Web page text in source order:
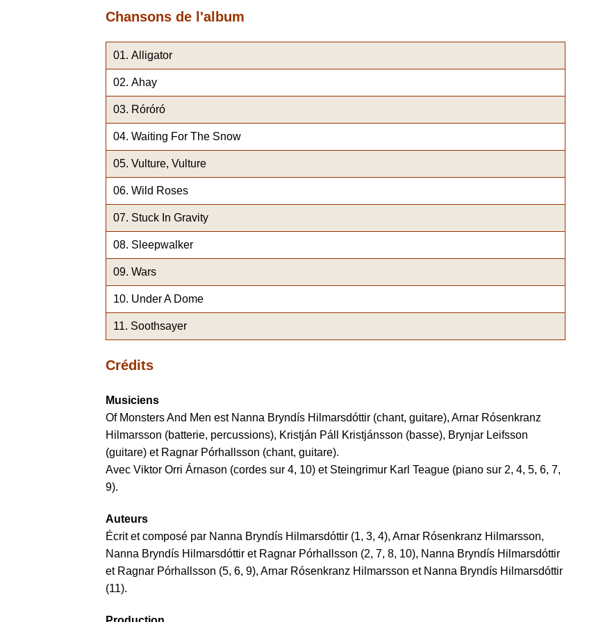
Chansons de l'album
Alligator
Ahay
Róróró
Waiting For The Snow
Vulture, Vulture
Wild Roses
Stuck In Gravity
Sleepwalker
Wars
Under A Dome
Soothsayer
Crédits
Musiciens
Of Monsters And Men est Nanna Bryndís Hilmarsdóttir (chant, guitare), Arnar Rósenkranz
Hilmarsson (batterie, percussions), Kristján Páll Kristjánsson (basse), Brynjar Leifsson
(guitare) et Ragnar Pórhallsson (chant, guitare).
Avec Viktor Orri Árnason (cordes sur 4, 10) et Steingrimur Karl Teague (piano sur 2, 4, 5, 6, 7,
9).
Auteurs
Écrit et composé par Nanna Bryndís Hilmarsdóttir (1, 3, 4), Arnar Rósenkranz Hilmarsson,
Nanna Bryndís Hilmarsdóttir et Ragnar Pórhallsson (2, 7, 8, 10), Nanna Bryndís Hilmarsdóttir
et Ragnar Pórhallsson (5, 6, 9), Arnar Rósenkranz Hilmarsson et Nanna Bryndís Hilmarsdóttir
(11).